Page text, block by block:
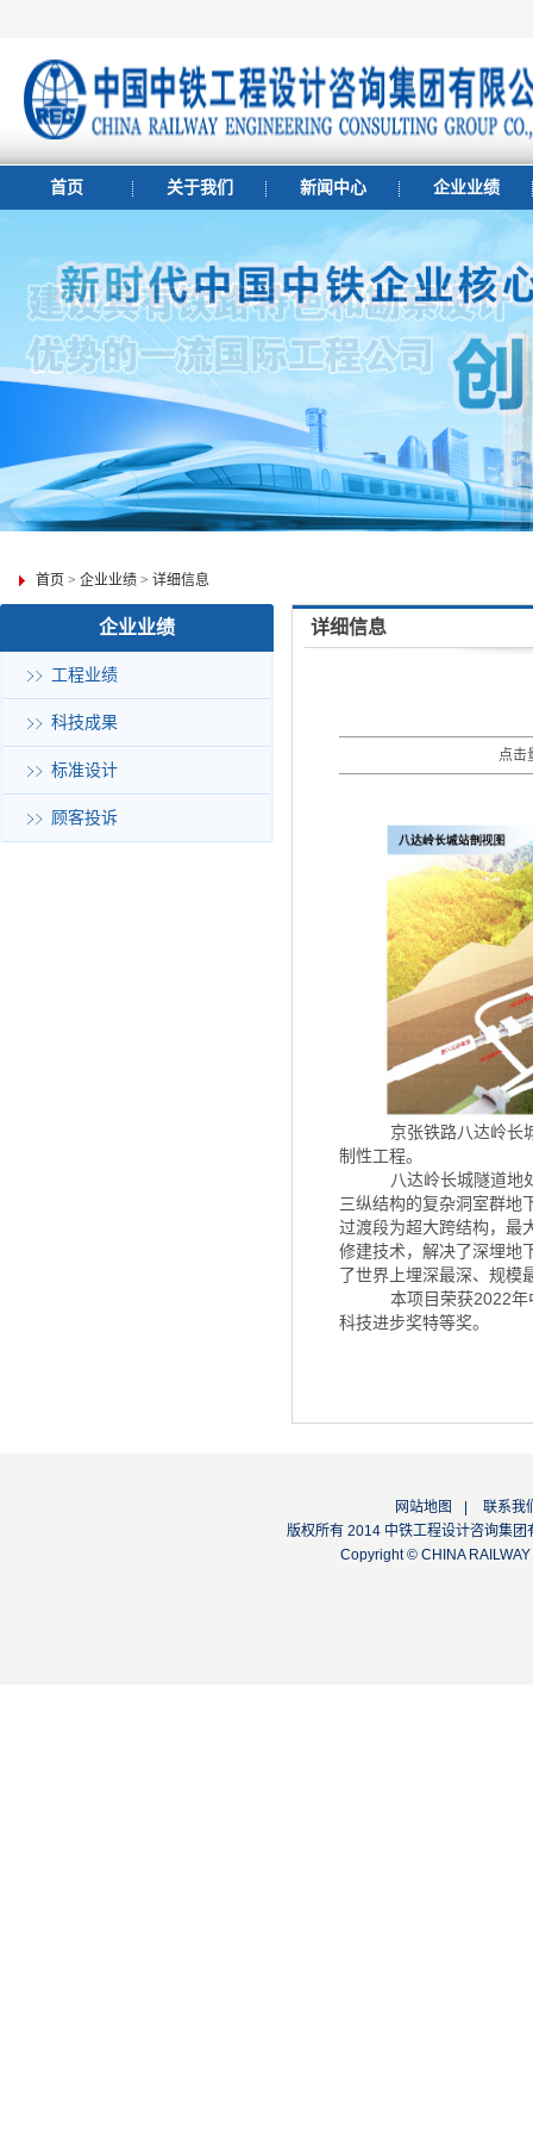
首页 关于我们 新闻中心 企业业绩
首页 > 企业业绩 > 详细信息
企业业绩
工程业绩
科技成果
标准设计
顾客投诉
详细信息
点
京张铁路八达岭
制性工程。
八达岭长城隧道地
三纵结构的复杂洞室群地
过渡段为超大跨结构，最
修建技术，解决了深埋地
了世界上埋深最深、规模
本项目荣获2022
科技进步奖特等奖。
网站地图
联系我
版权所有 2014 中铁工程设计咨询
Copyright © CHINA